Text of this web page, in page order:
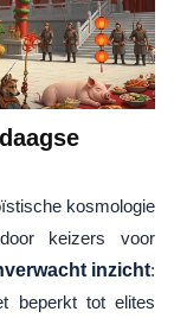
kosmologie
keizers voor
inzicht:
beperkt tot elites